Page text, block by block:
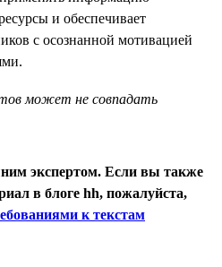
и обеспечивает
с осознанной мотивацией
может не совпадать
экспертом. Если вы также
в блоге hh, пожалуйста,
к текстам